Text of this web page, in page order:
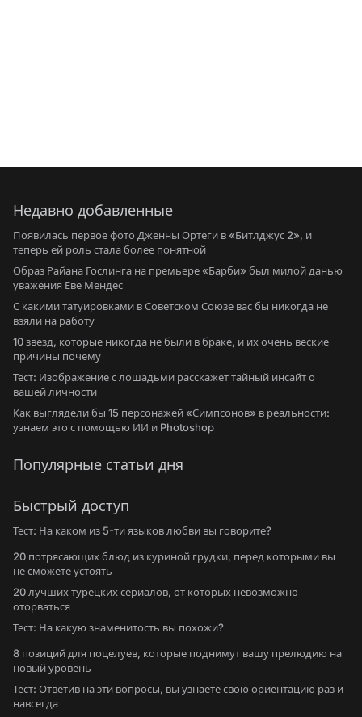
Недавно добавленные
Появилась первое фото Дженны Ортеги в «Битлджус 2», и
теперь ей роль стала более понятной
Образ Райана Гослинга на премьере «Барби» был милой данью
уважения Еве Мендес
С какими татуировками в Советском Союзе вас бы никогда не
взяли на работу
10 звезд, которые никогда не были в браке, и их очень веские
причины почему
Тест: Изображение с лошадьми расскажет тайный инсайт о
вашей личности
Как выглядели бы 15 персонажей «Симпсонов» в реальности:
узнаем это с помощью ИИ и Photoshop
Популярные статьи дня
Быстрый доступ
Тест: На каком из 5-ти языков любви вы говорите?
20 потрясающих блюд из куриной грудки, перед которыми вы
не сможете устоять
20 лучших турецких сериалов, от которых невозможно
оторваться
Тест: На какую знаменитость вы похожи?
8 позиций для поцелуев, которые поднимут вашу прелюдию на
новый уровень
Тест: Ответив на эти вопросы, вы узнаете свою ориентацию раз и
навсегда